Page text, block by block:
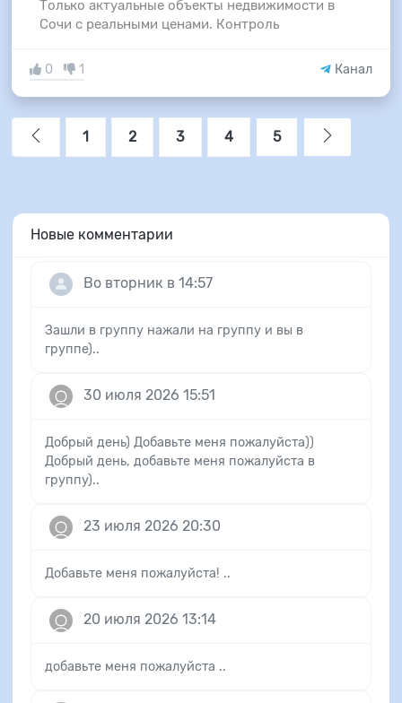
Только актуальные объекты недвижимости в
Сочи с реальными ценами. Контроль
0 1 Канал
1 2 3 4 5
Новые комментарии
Во вторник в 14:57
Зашли в группу нажали на группу и вы в
группе)..
30 июля 2026 15:51
Добрый день) Добавьте меня пожалуйста))
Добрый день, добавьте меня пожалуйста в
группу)..
23 июля 2026 20:30
Добавьте меня пожалуйста! ..
20 июля 2026 13:14
добавьте меня пожалуйста ..